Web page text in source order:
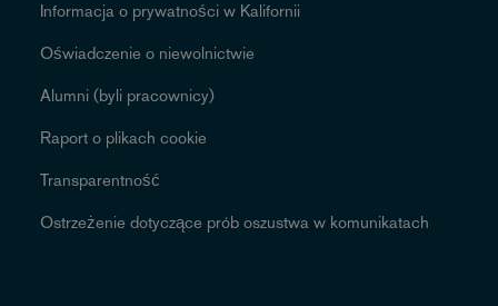
Informacja o prywatności w Kalifornii
Oświadczenie o niewolnictwie
Alumni (byli pracownicy)
Raport o plikach cookie
Transparentność
Ostrzeżenie dotyczące prób oszustwa w komunikatach